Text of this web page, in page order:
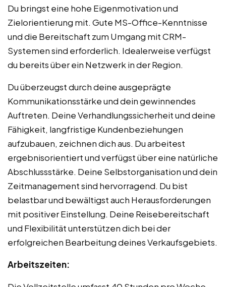
Du bringst eine hohe Eigenmotivation und
Zielorientierung mit. Gute MS-Office-Kenntnisse
und die Bereitschaft zum Umgang mit CRM-
Systemen sind erforderlich. Idealerweise verfügst
du bereits über ein Netzwerk in der Region.
Du überzeugst durch deine ausgeprägte
Kommunikationsstärke und dein gewinnendes
Auftreten. Deine Verhandlungssicherheit und deine
Fähigkeit, langfristige Kundenbeziehungen
aufzubauen, zeichnen dich aus. Du arbeitest
ergebnisorientiert und verfügst über eine natürliche
Abschlussstärke. Deine Selbstorganisation und dein
Zeitmanagement sind hervorragend. Du bist
belastbar und bewältigst auch Herausforderungen
mit positiver Einstellung. Deine Reisebereitschaft
und Flexibilität unterstützen dich bei der
erfolgreichen Bearbeitung deines Verkaufsgebiets.
Arbeitszeiten: